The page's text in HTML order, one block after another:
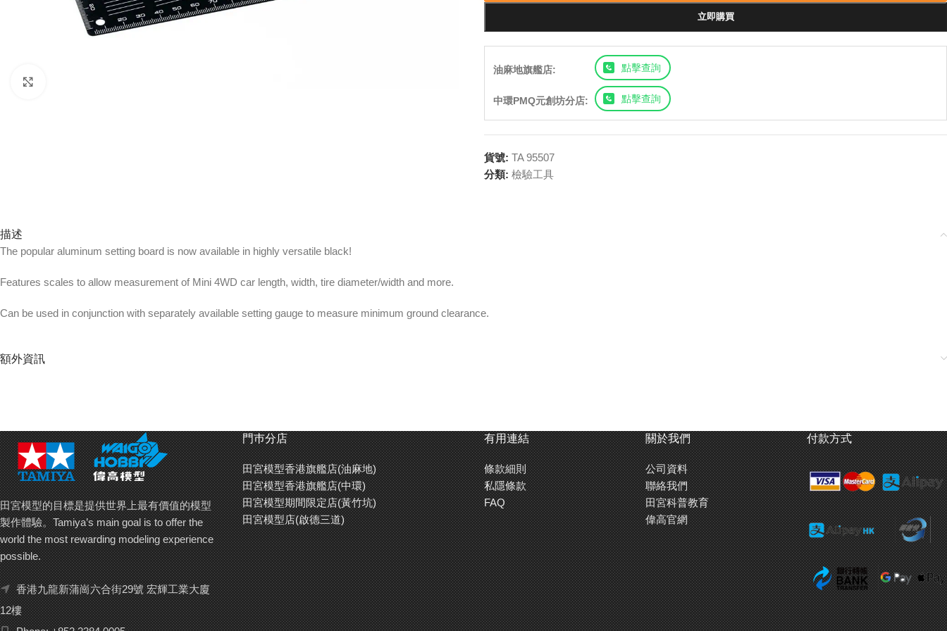
立即購買
油麻地旗艦店: 點擊查詢
中環PMQ元創坊分店: 點擊查詢
貨號: TA 95507
分類: 檢驗工具
描述
The popular aluminum setting board is now available in highly versatile black!
Features scales to allow measurement of Mini 4WD car length, width, tire diameter/width and more.
Can be used in conjunction with separately available setting gauge to measure minimum ground clearance.
額外資訊
田宮模型的目標是提供世界上最有價值的模型
製作體驗。Tamiya’s main goal is to offer the
world the most rewarding modeling experience
possible.
香港九龍新蒲崗六合街29號 宏輝工業大廈
12樓
門巿分店
田宮模型香港旗艦店(油麻地)
田宮模型香港旗艦店(中環)
田宮模型期間限定店(黃竹坑)
田宮模型店(啟德三道)
有用連結
條款細則
私隱條款
FAQ
關於我們
公司資料
聯絡我們
田宮科普教育
偉高官網
付款方式